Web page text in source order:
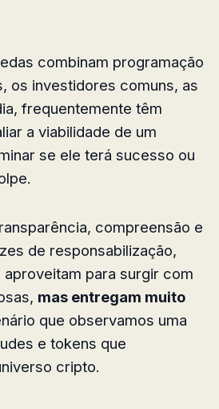
combinam programação
os investidores comuns, as
frequentemente têm
a viabilidade de um
se ele terá sucesso ou
compreensão e
de responsabilização,
para surgir com
mas entregam muito
que observamos uma
e tokens que
cripto.